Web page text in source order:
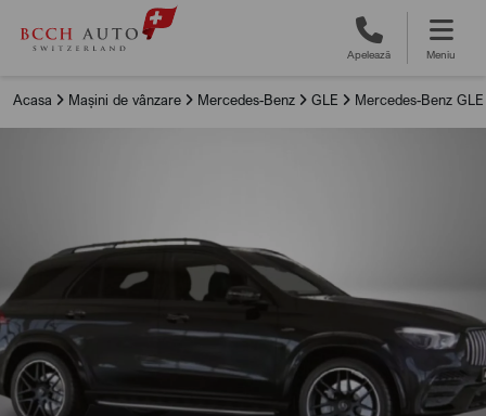
Apelează Meniu
Acasa Mașini de vânzare Mercedes-Benz GLE Mercedes-Benz